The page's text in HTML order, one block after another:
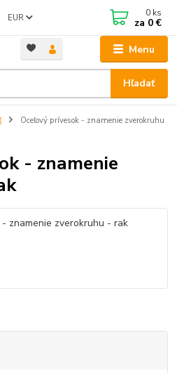
Menu
EUR
Hľadať
0 ks
za 0 €
Oceľový prívesok - znamenie zverokruhu
- znamenie